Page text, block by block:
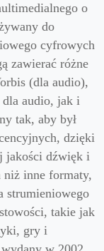
o
do
cyfrowych
zawierać różne
(dla audio),
audio, jak i
tak, aby był
dzięki
jakości dźwięk i
niż inne formaty,
strumieniowego
takie jak
gry i